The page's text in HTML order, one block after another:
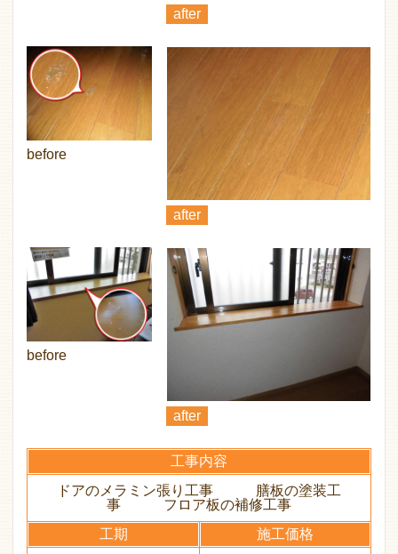
after
before
after
before
after
工事内容
ドアのメラミン張り工事 膳板の塗装工
事 フロア板の補修工事
工期
施工価格